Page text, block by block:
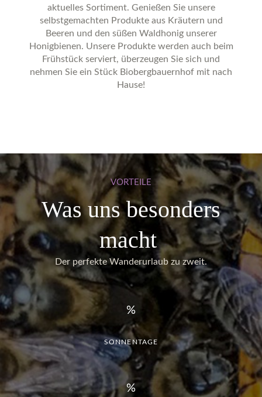
aktuelles Sortiment. Genießen Sie unsere
selbstgemachten Produkte aus Kräutern und
Beeren und den süßen Waldhonig unserer
Honigbienen. Unsere Produkte werden auch beim
Frühstück serviert, überzeugen Sie sich und
nehmen Sie ein Stück Biobergbauernhof mit nach
Hause!
VORTEILE
Was uns besonders
macht
Der perfekte Wanderurlaub zu zweit.
SONNENTAGE